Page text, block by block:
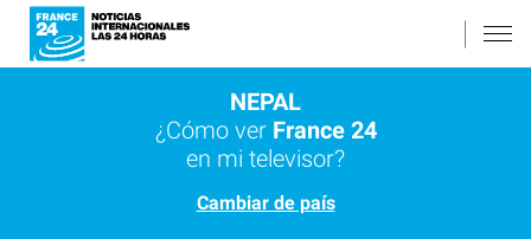
NEPAL
¿Cómo ver France 24
en mi televisor?
Cambiar de país